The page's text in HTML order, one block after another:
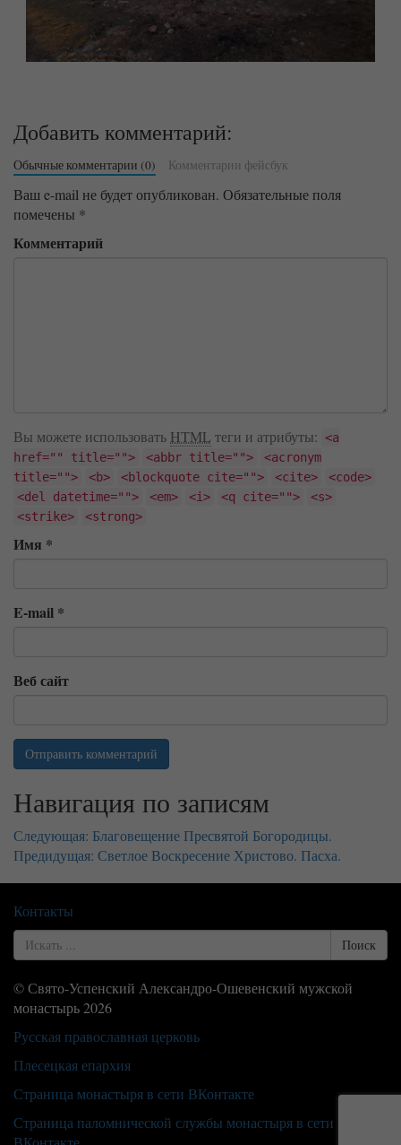
Добавить комментарий:
Обычные комментарии (0) Комментарии фейсбук
Ваш e-mail не будет опубликован. Обязательные поля
помечены *
Комментарий
Вы можете использовать HTML теги и атрибуты: <a
href="" title="">
<abbr title="">
<acronym
title="">
<b> <blockquote cite=""> <cite>
<code>
<del datetime="">
<em> <i> <q cite="">
<s>
<strike>
<strong>
Имя *
E-mail *
Веб сайт
Навигация по записям
Следующая: Благовещение Пресвятой Богородицы.
Предидущая: Светлое Воскресение Христово. Пасха.
Контакты
Search
for
Поиск
© Свято-Успенский Александро-Ошевенский мужской
монастырь 2026
Русская православная церковь
Плесецкая епархия
Страница монастыря в сети ВКонтакте
Страница паломнической службы монастыря в сети